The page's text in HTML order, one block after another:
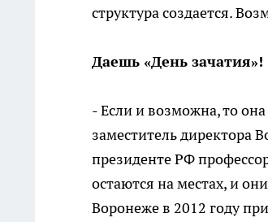
структура создается.
Даешь «День зачатия»!
- Если и возможна, то
заместитель директора
президенте РФ
остаются на местах, и
Воронеже в 2012 году